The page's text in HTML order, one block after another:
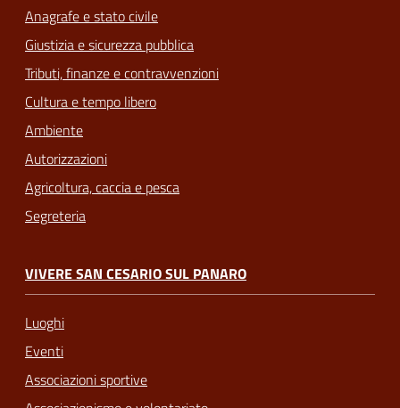
Anagrafe e stato civile
Giustizia e sicurezza pubblica
Tributi, finanze e contravvenzioni
Cultura e tempo libero
Ambiente
Autorizzazioni
Agricoltura, caccia e pesca
Segreteria
VIVERE SAN CESARIO SUL PANARO
Luoghi
Eventi
Associazioni sportive